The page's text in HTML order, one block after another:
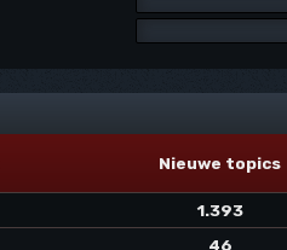
Nieuwe topics
1.393
46